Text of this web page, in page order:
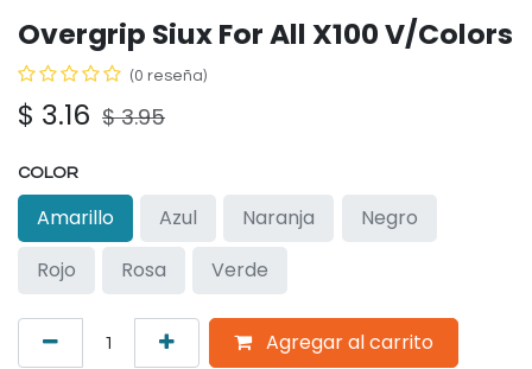
Overgrip Siux For All X100 V/Colors
(0 reseña)
$ 3.16 $3.95
COLOR
Amarillo Azul Naranja
Negro
Rojo
Rosa Verde
Agregar al carrito